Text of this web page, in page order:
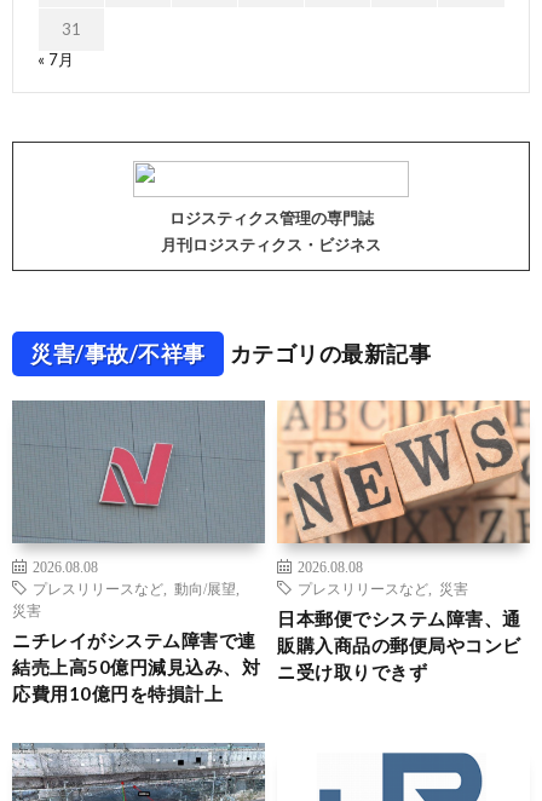
31
« 7月
ロジスティクス管理の専門誌
月刊ロジスティクス・ビジネス
災害/事故/不祥事 カテゴリの最新記事
2026.08.08
プレスリリースなど
動向/展望
災害
ニチレイがシステム障害で連
結売上高50億円減見込み、対
応費用10億円を特損計上
2026.08.08
プレスリリースなど
災害
日本郵便でシステム障害、通
販購入商品の郵便局やコンビ
ニ受け取りできず